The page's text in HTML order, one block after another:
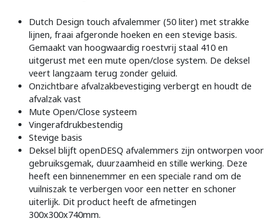
Dutch Design touch afvalemmer (50 liter) met strakke
lijnen, fraai afgeronde hoeken en een stevige basis.
Gemaakt van hoogwaardig roestvrij staal 410 en
uitgerust met een mute open/close system. De deksel
veert langzaam terug zonder geluid.
Onzichtbare afvalzakbevestiging verbergt en houdt de
afvalzak vast
Mute Open/Close systeem
Vingerafdrukbestendig
Stevige basis
Deksel blijft openDESQ afvalemmers zijn ontworpen voor
gebruiksgemak, duurzaamheid en stille werking. Deze
heeft een binnenemmer en een speciale rand om de
vuilniszak te verbergen voor een netter en schoner
uiterlijk. Dit product heeft de afmetingen
300x300x740mm.